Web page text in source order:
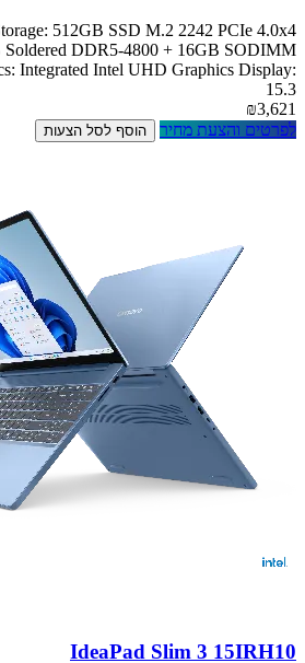
512GB SSD M.2 2242 PCIe 4.0x4
DDR5-4800 + 16GB SODIMM
Integrated Intel UHD Graphics Display:
15.3
₪3,621
לפרטים והצעת מחיר
הוסף לסל הצעות
IdeaPad Slim 3 15IRH10